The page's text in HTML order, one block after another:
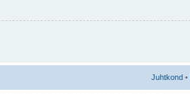
Juhtkond •